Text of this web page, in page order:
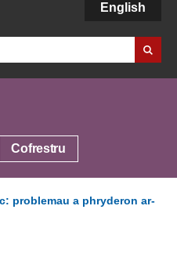
English
Cofrestru
problemau a phryderon ar-